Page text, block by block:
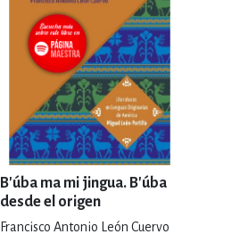
B'úba ma mi jingua. B'úba
desde el origen
Francisco Antonio León Cuervo